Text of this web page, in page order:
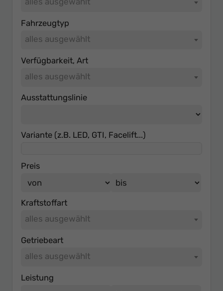
Fahrzeugtyp
alles ausgewählt
Verfügbarkeit, Art
alles ausgewählt
Ausstattungslinie
Variante (z.B. LED, GTI, Facelift...)
Preis
Kraftstoffart
alles ausgewählt
Getriebeart
alles ausgewählt
Leistung